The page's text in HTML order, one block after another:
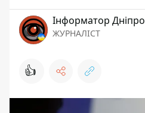
Інформатор Дніпро
ЖУРНАЛІСТ
👍